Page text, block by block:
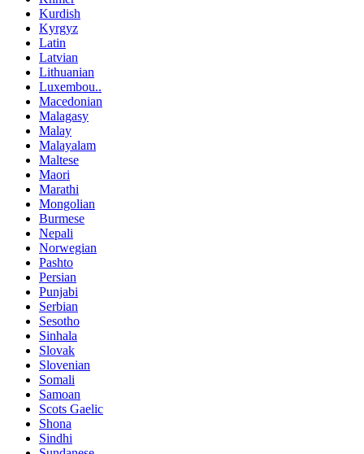
Kurdish
Kyrgyz
Latin
Latvian
Lithuanian
Luxembou..
Macedonian
Malagasy
Malay
Malayalam
Maltese
Maori
Marathi
Mongolian
Burmese
Nepali
Norwegian
Pashto
Persian
Punjabi
Serbian
Sesotho
Sinhala
Slovak
Slovenian
Somali
Samoan
Scots Gaelic
Shona
Sindhi